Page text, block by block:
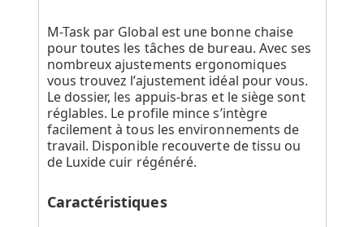
M-Task par Global est une bonne chaise
pour toutes les tâches de bureau. Avec ses
nombreux ajustements ergonomiques
vous trouvez l’ajustement idéal pour vous.
Le dossier, les appuis-bras et le siège sont
réglables. Le profile mince s’intègre
facilement à tous les environnements de
travail. Disponible recouverte de tissu ou
de Luxide cuir régénéré.
Caractéristiques